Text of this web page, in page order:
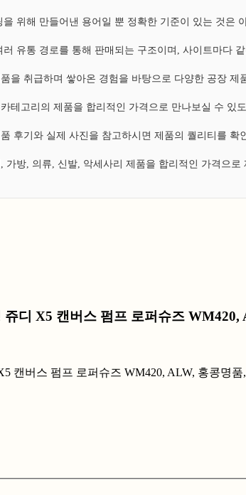
위해 만들어낸 용어일 뿐 정확한 기준이 있는 것은
유통 경로를 통해 판매되는 구조이며, 사이트마다
을 취급하며 쌓아온 경험을 바탕으로 다양한 공장
테고리의 제품을 합리적인 가격으로 만나보실 수 있
후기와 실제 사진을 참고하시면 제품의 퀄리티를 확
방, 의류, 신발, 악세사리 제품을 합리적인 가격으
디 X5 캔버스 펌프 로퍼슈즈